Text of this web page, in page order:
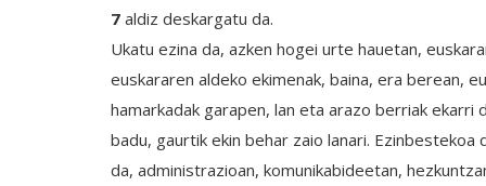
7 aldiz deskargatu da.
Ukatu ezina da, azken hogei urte hauetan,
euskararen aldeko ekimenak, baina, era berean,
hamarkadak garapen, lan eta arazo berriak
badu, gaurtik ekin behar zaio lanari.
da, administrazioan, komunikabideetan,